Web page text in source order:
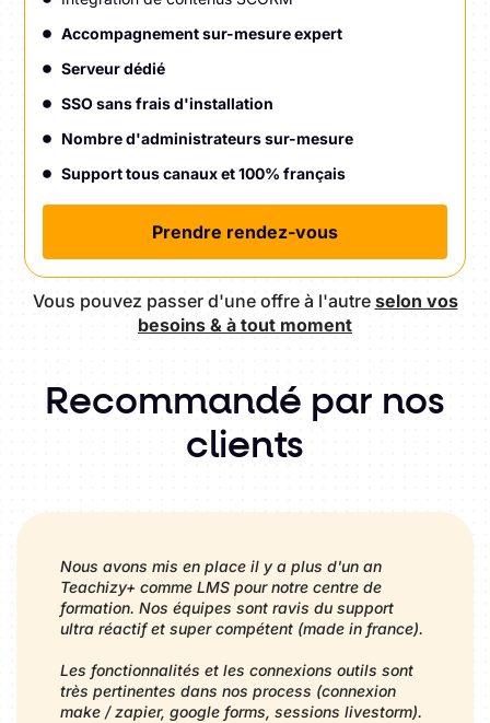
Accompagnement sur-mesure expert
Serveur dédié
SSO sans frais d'installation
Nombre d'administrateurs sur-mesure
Support tous canaux et 100% français
Prendre rendez-vous
Vous pouvez passer d'une offre à l'autre selon vos
besoins & à tout moment
Recommandé par nos
clients
Nous avons mis en place il y a plus d'un an
Teachizy+ comme LMS pour notre centre de
formation. Nos équipes sont ravis du support
ultra réactif et super compétent (made in france).
Les fonctionnalités et les connexions outils sont
très pertinentes dans nos process (connexion
make / zapier, google forms, sessions livestorm).